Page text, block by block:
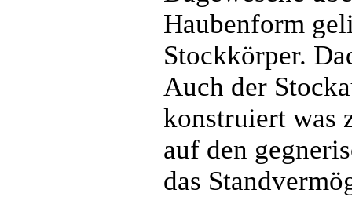
Haubenform
Stockkörper.
Auch der
konstruiert was
auf den
das